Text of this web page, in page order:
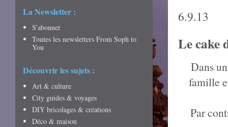
6.9.13
Le cake
Dans
famille
Par
La Newsletter :
S'abonner
Toutes les newsletters From Soph to
You
Découvrir les sujets :
Art & culture
City guides & voyages
DIY bricolages & créations
Déco & maison